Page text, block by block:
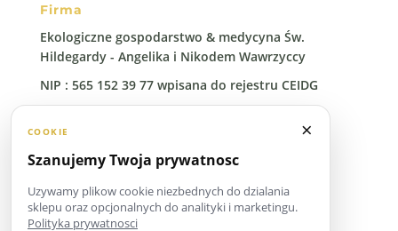
Firma
Ekologiczne gospodarstwo & medycyna Św.
Hildegardy - Angelika i Nikodem Wawrzyccy
NIP : 565 152 39 77 wpisana do rejestru CEIDG
×
COOKIE
Szanujemy Twoja prywatnosc
Uzywamy plikow cookie niezbednych do dzialania
sklepu oraz opcjonalnych do analityki i marketingu.
Polityka prywatnosci